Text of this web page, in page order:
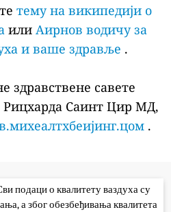
тему на википедији о
или Аирнов водичу за
и ваше здравље .
здравствене савете
Рицхарда Саинт Цир МД,
.
подаци о квалитету ваздуха су
а због обезбеђивања квалитета